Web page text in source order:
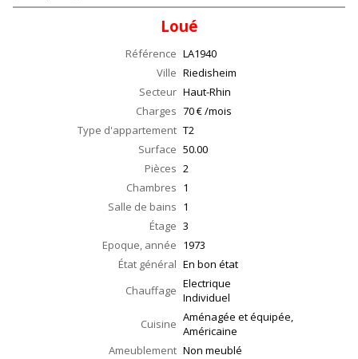
Loué
Référence LA1940
Ville Riedisheim
Secteur Haut-Rhin
Charges 70 € /mois
Type d'appartement T2
Surface 50.00
Pièces 2
Chambres 1
Salle de bains 1
Étage 3
Epoque, année 1973
État général En bon état
Chauffage Electrique
Individuel
Cuisine Aménagée et équipée,
Américaine
Ameublement Non meublé